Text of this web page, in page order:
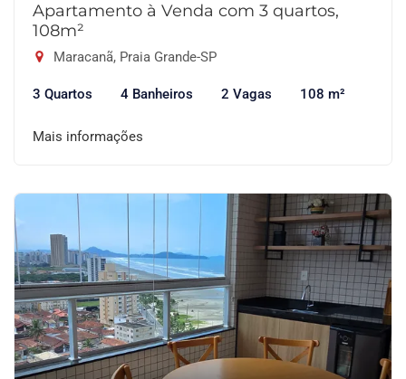
Apartamento à Venda com 3 quartos,
108m²
Maracanã, Praia Grande-SP
3 Quartos 4 Banheiros 2 Vagas 108 m²
Mais informações